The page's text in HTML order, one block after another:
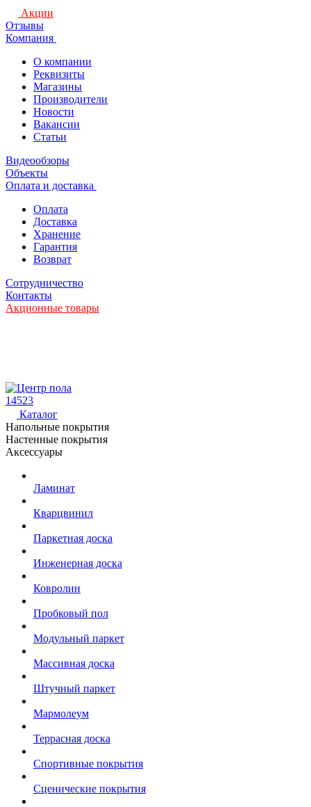
Акции
Отзывы
Компания
О компании
Реквизиты
Магазины
Производители
Новости
Вакансии
Статьи
Видеообзоры
Объекты
Оплата и доставка
Оплата
Доставка
Хранение
Гарантия
Возврат
Сотрудничество
Контакты
Акционные товары
14523
Каталог
Напольные покрытия
Настенные покрытия
Аксессуары
Ламинат
Кварцвинил
Паркетная доска
Инженерная доска
Ковролин
Пробковый пол
Модульный паркет
Массивная доска
Штучный паркет
Мармолеум
Террасная доска
Спортивные покрытия
Сценические покрытия